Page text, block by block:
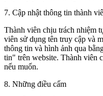
7. Cập nhật thông tin thành
Thành viên chịu trách nhiệm
viên sử dụng tên truy cập và
thông tin và hình ảnh qua
tin" trên website. Thành viên
nếu muốn.
8. Những điều cấm